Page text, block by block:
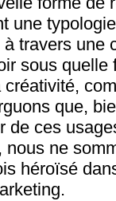
une
travers une
sous
que,
de ces
nous ne
héroïsé